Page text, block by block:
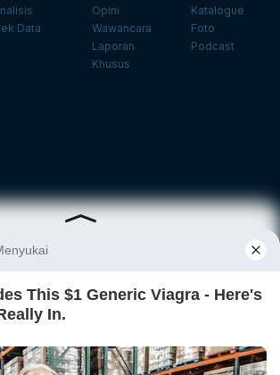
Data
Opini
Wawancara
Laporan
Khusus
Katalogue
Foto
Podcast
Daftar